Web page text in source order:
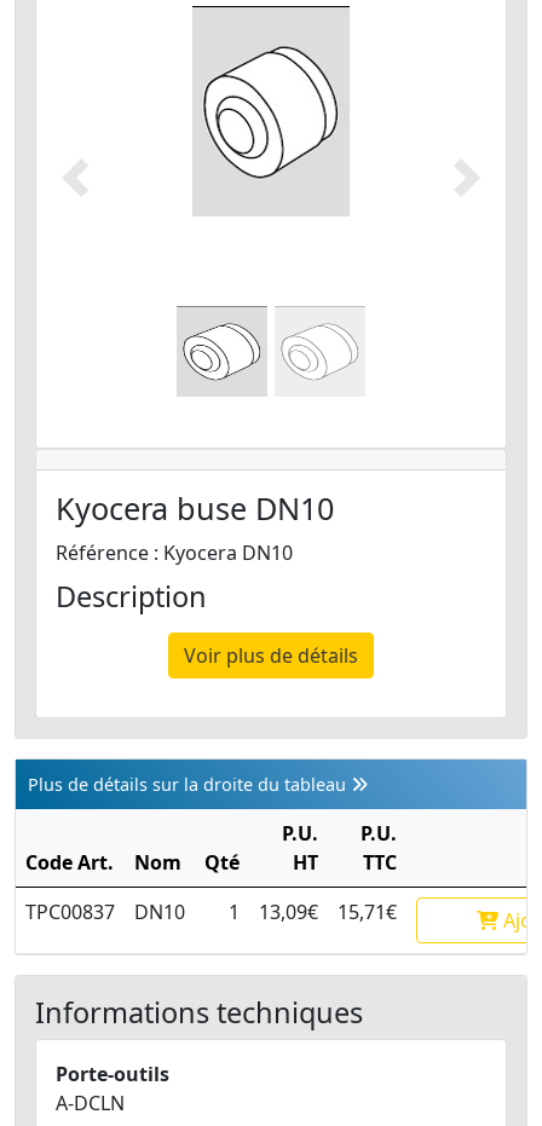
Précédent Suivant
Kyocera buse DN10
Référence : Kyocera DN10
Description
Voir plus de détails
Plus de détails sur la droite du tableau
Code Art. Nom Qté
P.U.
HT
P.U.
TTC
TPC00837
DN10 1 13,09€ 15,71€
Informations techniques
Porte-outils
A-DCLN